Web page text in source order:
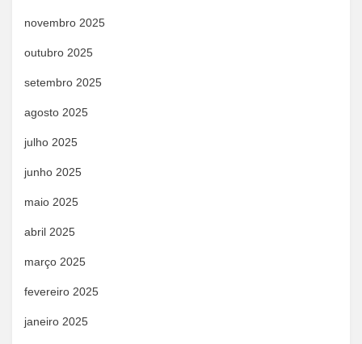
novembro 2025
outubro 2025
setembro 2025
agosto 2025
julho 2025
junho 2025
maio 2025
abril 2025
março 2025
fevereiro 2025
janeiro 2025